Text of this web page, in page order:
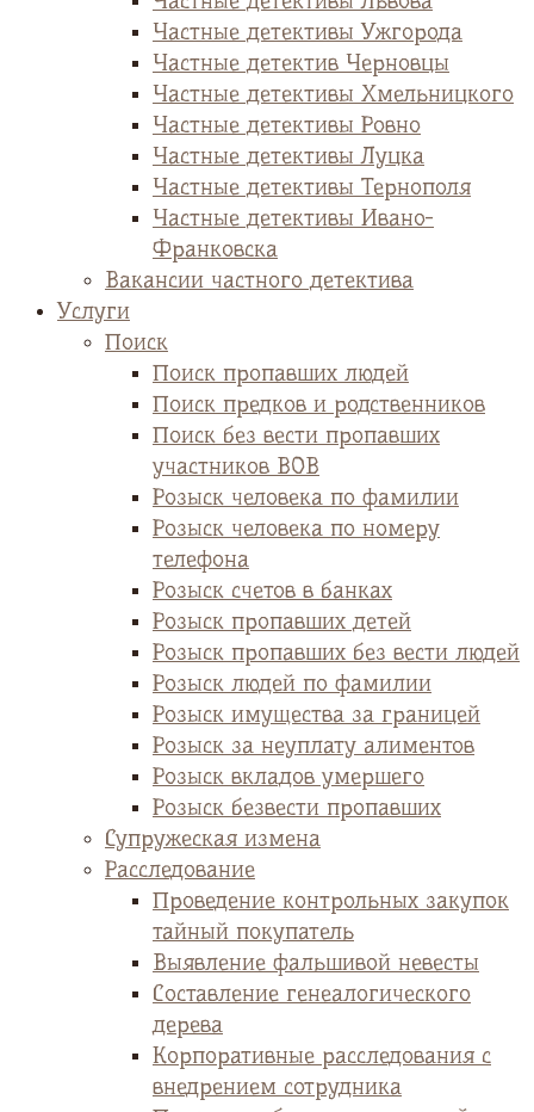
Частные детективы Ужгорода
Частные детектив Черновцы
Частные детективы Хмельницкого
Частные детективы Ровно
Частные детективы Луцка
Частные детективы Тернополя
Частные детективы Ивано-
Франковска
Вакансии частного детектива
Услуги
Поиск
Поиск пропавших людей
Поиск предков и родственников
Поиск без вести пропавших
участников ВОВ
Розыск человека по фамилии
Розыск человека по номеру
телефона
Розыск счетов в банках
Розыск пропавших детей
Розыск пропавших без вести людей
Розыск людей по фамилии
Розыск имущества за границей
Розыск за неуплату алиментов
Розыск вкладов умершего
Розыск безвести пропавших
Супружеская измена
Расследование
Проведение контрольных закупок
тайный покупатель
Выявление фальшивой невесты
Cоставление генеалогического
дерева
Корпоративные расследования с
внедрением сотрудника